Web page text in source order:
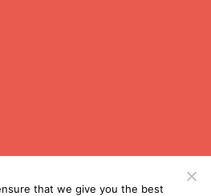
that we give you the best